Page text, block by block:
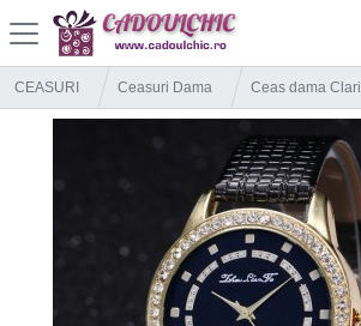
CEASURI Ceasuri Dama Ceas dama